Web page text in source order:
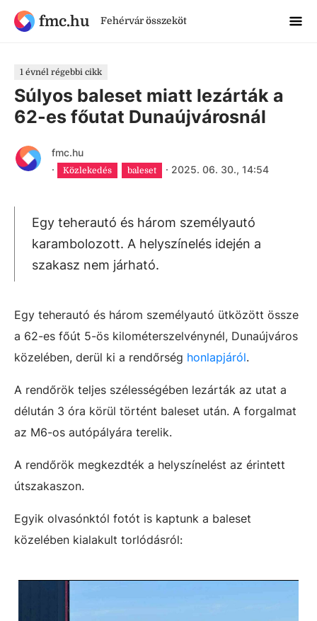
fmc.hu Fehérvár összeköt
1 évnél régebbi cikk
Súlyos baleset miatt lezárták a
62-es főutat Dunaújvárosnál
fmc.hu
·
Közlekedés baleset · 2025. 06. 30., 14:54
Egy teherautó és három személyautó
karambolozott. A helyszínelés idején a
szakasz nem járható.
Egy teherautó és három személyautó ütközött össze
a 62-es főút 5-ös kilométerszelvénynél, Dunaújváros
közelében, derül ki a rendőrség honlapjáról.
A rendőrök teljes szélességében lezárták az utat a
délután 3 óra körül történt baleset után. A forgalmat
az M6-os autópályára terelik.
A rendőrök megkezdték a helyszínelést az érintett
útszakaszon.
Egyik olvasónktól fotót is kaptunk a baleset
közelében kialakult torlódásról: